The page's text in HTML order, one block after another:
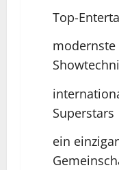
Top-
modernste
Superstars
ein